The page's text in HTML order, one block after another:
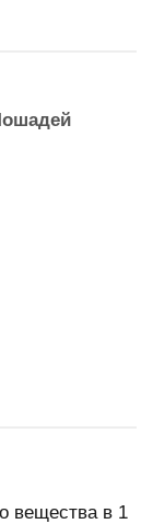
вещества в 1